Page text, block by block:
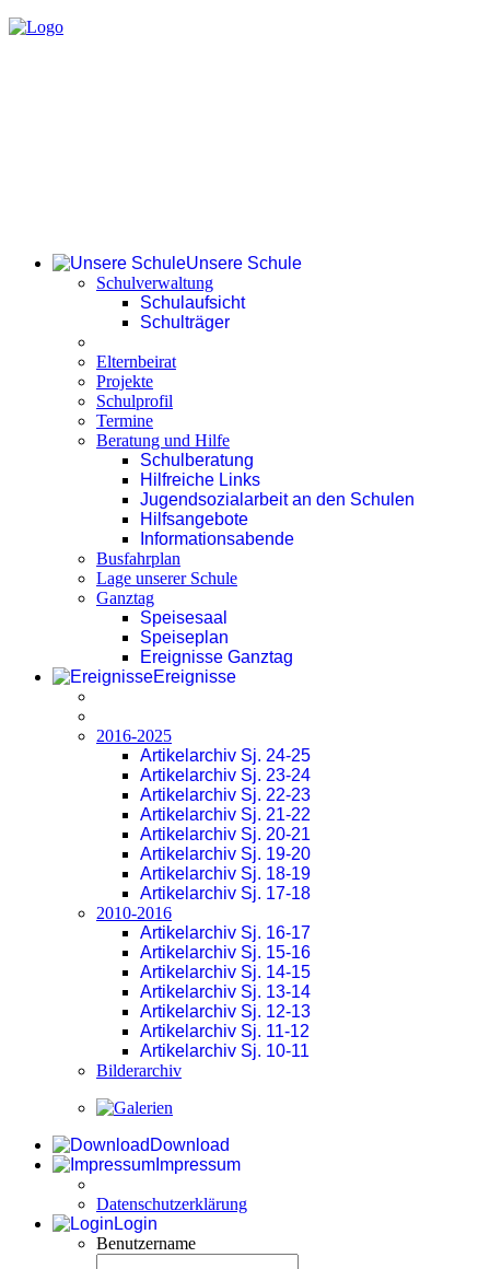
Unsere Schule
Schulverwaltung
Schulaufsicht
Schulträger
Elternbeirat
Projekte
Schulprofil
Termine
Beratung und Hilfe
Schulberatung
Hilfreiche Links
Jugendsozialarbeit an den Schulen
Hilfsangebote
Informationsabende
Busfahrplan
Lage unserer Schule
Ganztag
Speisesaal
Speiseplan
Ereignisse Ganztag
Ereignisse
2016-2025
Artikelarchiv Sj. 24-25
Artikelarchiv Sj. 23-24
Artikelarchiv Sj. 22-23
Artikelarchiv Sj. 21-22
Artikelarchiv Sj. 20-21
Artikelarchiv Sj. 19-20
Artikelarchiv Sj. 18-19
Artikelarchiv Sj. 17-18
2010-2016
Artikelarchiv Sj. 16-17
Artikelarchiv Sj. 15-16
Artikelarchiv Sj. 14-15
Artikelarchiv Sj. 13-14
Artikelarchiv Sj. 12-13
Artikelarchiv Sj. 11-12
Artikelarchiv Sj. 10-11
Bilderarchiv
Download
Impressum
Datenschutzerklärung
Login
Benutzername